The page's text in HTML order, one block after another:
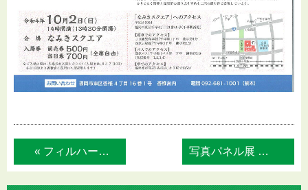
« フィルハーモニア福岡 第41回定期演奏会 写真パネル展 福岡大空襲・ﾋﾛｼﾏ.ﾅｶ... »